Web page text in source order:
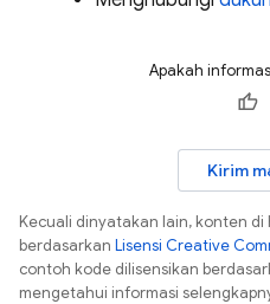
Apakah
Kirim
Kecuali dinyatakan lain, konten di
berdasarkan Lisensi Creative
contoh kode dilisensikan
mengetahui informasi